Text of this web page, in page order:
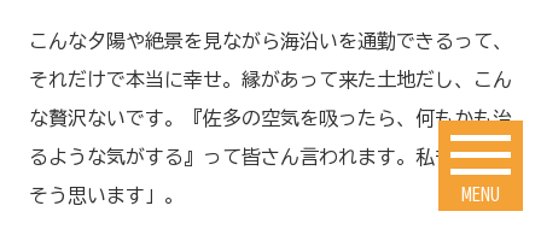
MENU
こんな夕陽や絶景を見ながら海沿いを通勤できるって、
それだけで本当に幸せ。縁があって来た土地だし、こん
な贅沢ないです。『佐多の空気を吸ったら、何もかも治
るような気がする』って皆さん言われます。私も本当に
そう思います」。